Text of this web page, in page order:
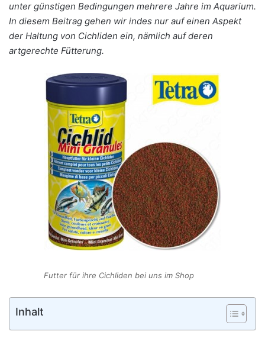
unter günstigen Bedingungen mehrere Jahre im Aquarium.
In diesem Beitrag gehen wir indes nur auf einen Aspekt
der Haltung von Cichliden ein, nämlich auf deren
artgerechte Fütterung.
Futter für ihre Cichliden bei uns im Shop
Inhalt